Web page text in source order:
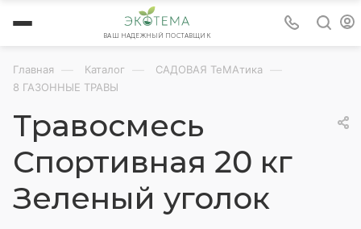
ВАШ НАДЕЖНЫЙ ПОСТАВЩИК
Главная — Каталог — САДОВАЯ ТеМАтика —
8 ГАЗОННЫЕ ТРАВЫ
Травосмесь
Спортивная 20 кг
Зеленый уголок